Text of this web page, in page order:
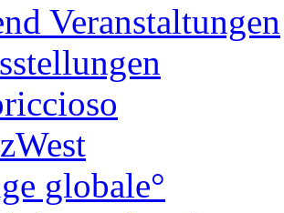
Veranstaltungen
globale°